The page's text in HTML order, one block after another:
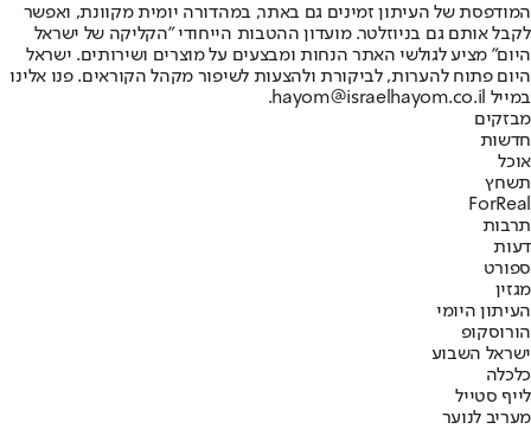
המודפסת של העיתון זמינים גם באתר, במהדורה יומית מקוונת, ואפשר
לקבל אותם גם בניוזלטר. מועדון ההטבות הייחודי "הקליקה של ישראל
היום" מציע לגולשי האתר הנחות ומבצעים על מוצרים ושירותים. ישראל
היום פתוח להערות, לביקורת ולהצעות לשיפור מקהל הקוראים. פנו אלינו
במייל hayom@israelhayom.co.il.
מבזקים
חדשות
אוכל
תשחץ
ForReal
תרבות
דעות
ספורט
מגזין
העיתון היומי
הורוסקופ
ישראל השבוע
כלכלה
לייף סטייל
מעריב לנוער